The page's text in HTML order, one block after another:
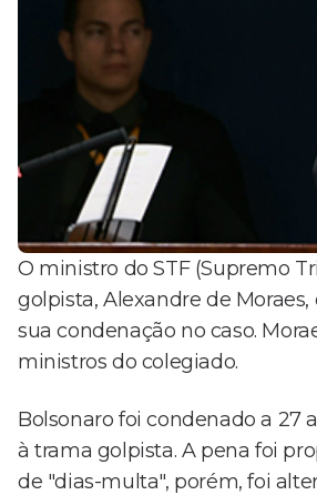
O ministro do STF (Supremo
golpista, Alexandre de
sua condenação no caso.
ministros do colegiado.
Bolsonaro foi condenado a 27
à trama golpista. A pena foi
de "dias-multa", porém, foi